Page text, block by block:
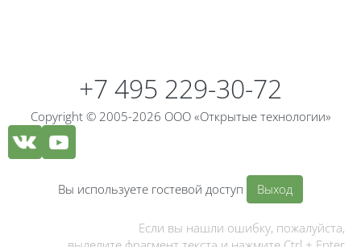
+7 495 229-30-72
Copyright © 2005-2026 ООО «Открытые технологии»
Вы используете гостевой доступ Выход
Если вы нашли ошибку, пожалуйста,